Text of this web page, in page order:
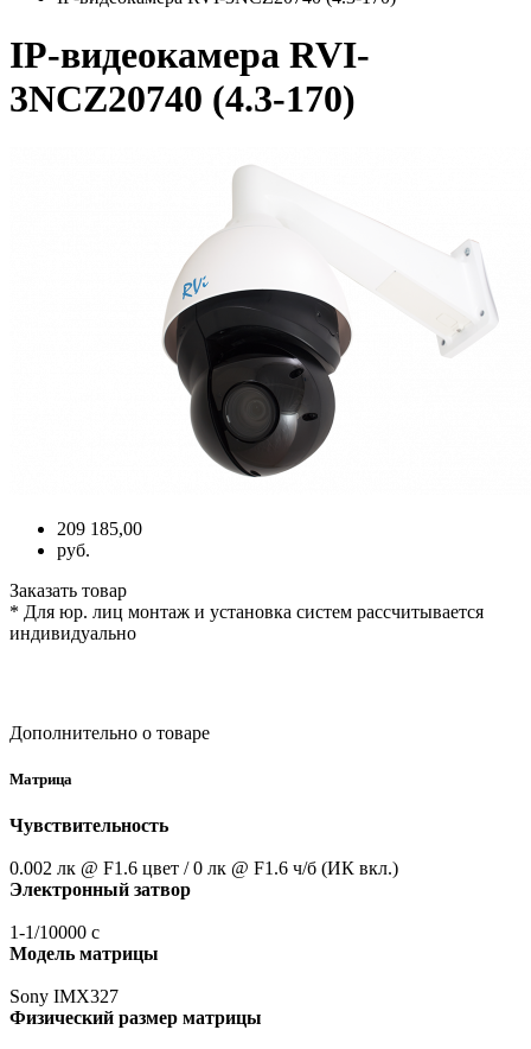
IP-видеокамера RVI-
3NCZ20740 (4.3-170)
209 185,00
руб.
Заказать товар
* Для юр. лиц монтаж и установка систем рассчитывается
индивидуально
Дополнительно о товаре
Матрица
Чувствительность
0.002 лк @ F1.6 цвет / 0 лк @ F1.6 ч/б (ИК вкл.)
Электронный затвор
1-1/10000 с
Модель матрицы
Sony IMX327
Физический размер матрицы